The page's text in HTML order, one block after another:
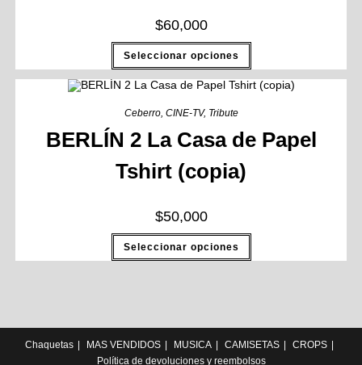
$60,000
Seleccionar opciones
Ceberro, CINE-TV, Tribute
BERLÍN 2 La Casa de Papel
Tshirt (copia)
$50,000
Seleccionar opciones
Chaquetas MAS VENDIDOS MUSICA CAMISETAS
CROPS
Política de devoluciones y reembolsos